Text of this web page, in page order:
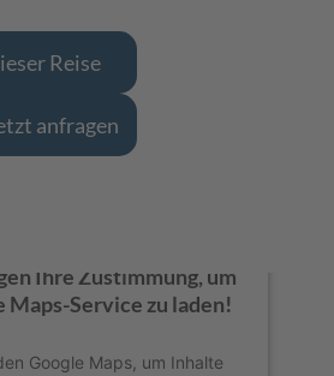
Reise
anfragen
Ihre Zustimmung, um
Maps-Service zu laden!
Google Maps, um Inhalte